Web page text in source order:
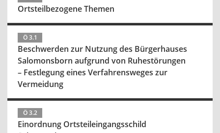
Ortsteilbezogene Themen
Ö 3.1
Beschwerden zur Nutzung des Bürgerhauses
Salomonsborn aufgrund von Ruhestörungen
– Festlegung eines Verfahrensweges zur
Vermeidung
Ö 3.2
Einordnung Ortsteileingangsschild